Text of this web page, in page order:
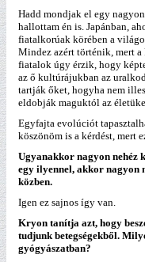
Hadd mondjak el egy
hallottam én is. Japánban,
fiatalkorúak körében a
Mindez azért történik, mert
fiatalok úgy érzik, hogy
az ő kultúrájukban az
tartják őket, hogyha nem
eldobják maguktól az
Egyfajta evolúciót
köszönöm is a kérdést, mert
Ugyanakkor nagyon nehéz
egy ilyennel, akkor nagyon
közben.
Igen ez sajnos így van.
Kryon tanítja azt, hogy
tudjunk betegségekből.
gyógyászatban?